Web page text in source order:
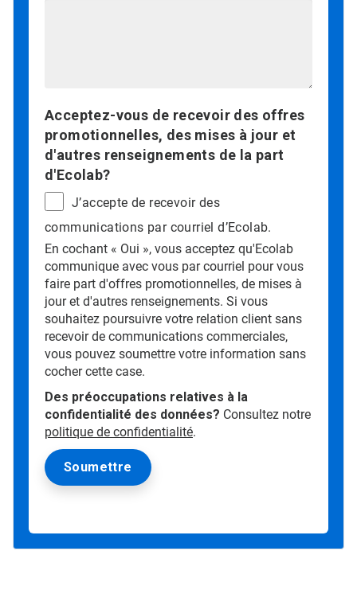
Acceptez-vous de recevoir des offres
promotionnelles, des mises à jour et
d'autres renseignements de la part
d'Ecolab?
J’accepte de recevoir des
communications par courriel d’Ecolab.
En cochant « Oui », vous acceptez qu'Ecolab
communique avec vous par courriel pour vous
faire part d'offres promotionnelles, de mises à
jour et d'autres renseignements. Si vous
souhaitez poursuivre votre relation client sans
recevoir de communications commerciales,
vous pouvez soumettre votre information sans
cocher cette case.
Des préoccupations relatives à la
confidentialité des données? Consultez notre
politique de confidentialité.